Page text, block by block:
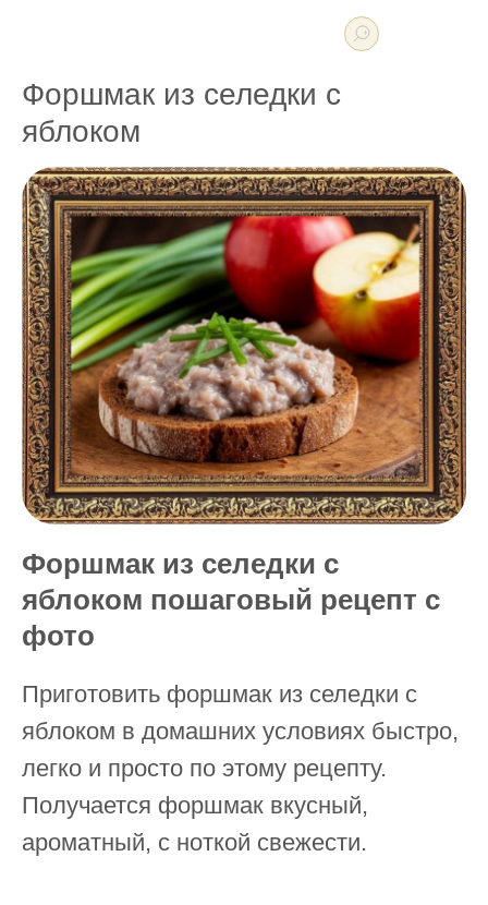
Форшмак из селедки с
яблоком
Форшмак из селедки с
яблоком пошаговый рецепт с
фото
Приготовить форшмак из селедки с
яблоком в домашних условиях быстро,
легко и просто по этому рецепту.
Получается форшмак вкусный,
ароматный, с ноткой свежести.